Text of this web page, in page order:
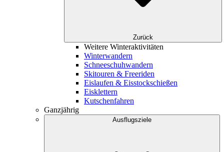
Zurück
Weitere Winteraktivitäten
Winterwandern
Schneeschuhwandern
Skitouren & Freeriden
Eislaufen & Eisstockschießen
Eisklettern
Kutschenfahren
Ganzjährig
Ausflugsziele